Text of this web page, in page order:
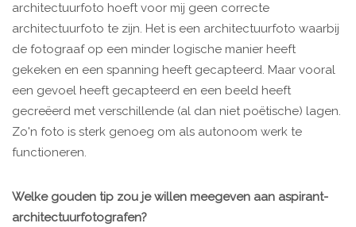
architectuurfoto hoeft voor mij geen correcte
architectuurfoto te zijn. Het is een architectuurfoto waarbij
de fotograaf op een minder logische manier heeft
gekeken en een spanning heeft gecapteerd. Maar vooral
een gevoel heeft gecapteerd en een beeld heeft
gecreëerd met verschillende (al dan niet poëtische) lagen.
Zo'n foto is sterk genoeg om als autonoom werk te
functioneren.
Welke gouden tip zou je willen meegeven aan aspirant-
architectuurfotografen?